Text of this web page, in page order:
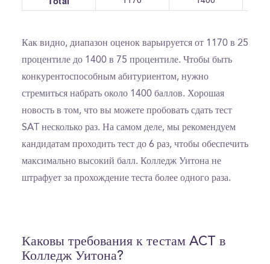
Как видно, диапазон оценок варьируется от 1170 в 25
процентиле до 1400 в 75 процентиле. Чтобы быть
конкурентоспособным абитуриентом, нужно
стремиться набрать около 1400 баллов. Хорошая
новость в том, что вы можете пробовать сдать тест
SAT несколько раз. На самом деле, мы рекомендуем
кандидатам проходить тест до 6 раз, чтобы обеспечить
максимально высокий балл. Колледж Уитона не
штрафует за прохождение теста более одного раза.
Каковы требования к тестам ACT в
Колледж Уитона?